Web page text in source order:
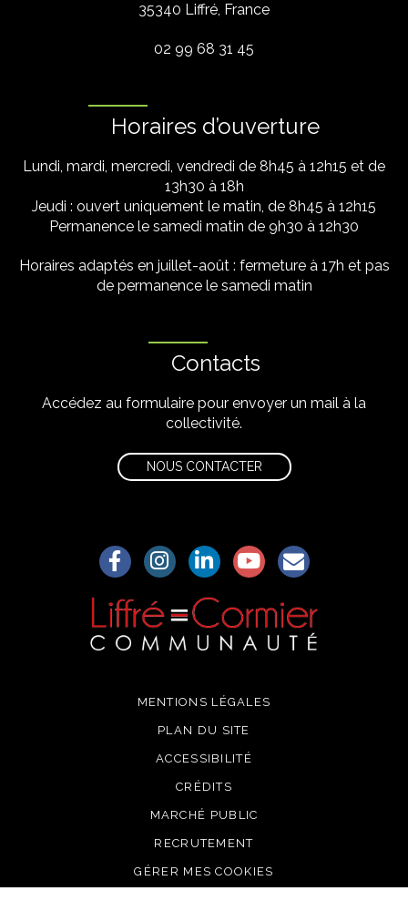
35340 Liffré, France
02 99 68 31 45
Horaires d’ouverture
Lundi, mardi, mercredi, vendredi de 8h45 à 12h15 et de
13h30 à 18h
Jeudi : ouvert uniquement le matin, de 8h45 à 12h15
Permanence le samedi matin de 9h30 à 12h30
Horaires adaptés en juillet-août : fermeture à 17h et pas
de permanence le samedi matin
Contacts
Accédez au formulaire pour envoyer un mail à la
collectivité.
NOUS CONTACTER
Lien vers le compte Facebook
Lien vers le compte Instagram
Lien vers le compte Linkedin
Lien vers la chaîne
S'aWonner à
MENTIONS LÉGALES
PLAN DU SITE
ACCESSIBILITÉ
CRÉDITS
MARCHÉ PUBLIC
RECRUTEMENT
GÉRER MES COOKIES